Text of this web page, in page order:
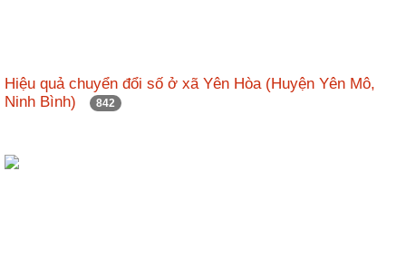
Hiệu quả chuyển đổi số ở xã Yên Hòa (Huyện Yên Mô,
Ninh Bình)
842